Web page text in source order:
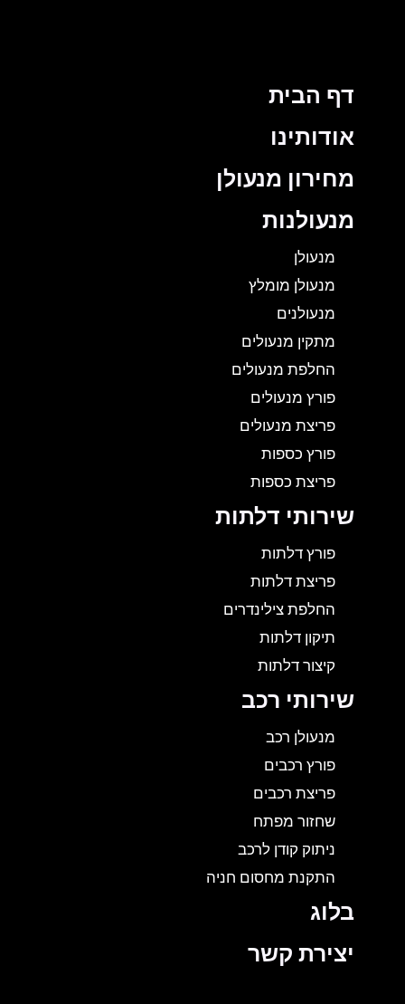
דף הבית
אודותינו
מחירון מנעולן
מנעולנות
מנעולן
מנעולן מומלץ
מנעולנים
מתקין מנעולים
החלפת מנעולים
פורץ מנעולים
פריצת מנעולים
פורץ כספות
פריצת כספות
שירותי דלתות
פורץ דלתות
פריצת דלתות
החלפת צילינדרים
תיקון דלתות
קיצור דלתות
שירותי רכב
מנעולן רכב
פורץ רכבים
פריצת רכבים
שחזור מפתח
ניתוק קודן לרכב
התקנת מחסום חניה
בלוג
יצירת קשר